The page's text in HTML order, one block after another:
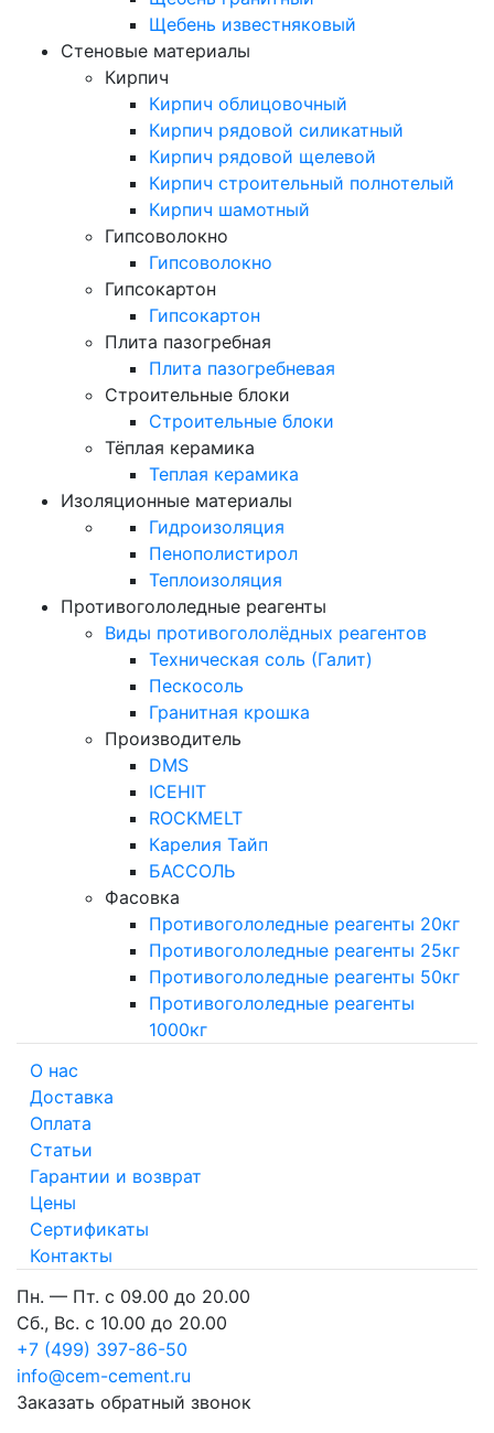
Щебень известняковый
Стеновые материалы
Кирпич
Кирпич облицовочный
Кирпич рядовой силикатный
Кирпич рядовой щелевой
Кирпич строительный полнотелый
Кирпич шамотный
Гипсоволокно
Гипсоволокно
Гипсокартон
Гипсокартон
Плита пазогребная
Плита пазогребневая
Строительные блоки
Строительные блоки
Тёплая керамика
Теплая керамика
Изоляционные материалы
Гидроизоляция
Пенополистирол
Теплоизоляция
Противогололедные реагенты
Виды противогололёдных реагентов
Техническая соль (Галит)
Пескосоль
Гранитная крошка
Производитель
DMS
ICEHIT
ROCKMELT
Карелия Тайп
БАССОЛЬ
Фасовка
Противогололедные реагенты 20кг
Противогололедные реагенты 25кг
Противогололедные реагенты 50кг
Противогололедные реагенты
1000кг
О нас
Доставка
Оплата
Cтатьи
Гарантии и возврат
Цены
Сертификаты
Контакты
Пн. — Пт. с 09.00 до 20.00
Сб., Вс. с 10.00 до 20.00
+7 (499) 397-86-50
info@cem-cement.ru
Заказать обратный звонок